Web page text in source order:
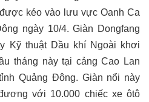
kéo vào lưu vực Oanh Ca
ngày 10/4. Giàn Dongfang
Kỹ thuật Dầu khí Ngoài khơi
tháng này tại cảng Cao Lan
Quảng Đông. Giàn nổi này
với 10.000 chiếc xe ôtô